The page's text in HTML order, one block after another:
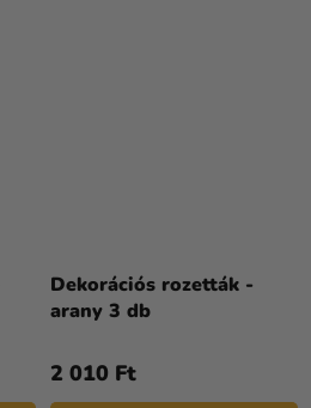
Dekorációs rozetták -
arany 3 db
2 010 Ft